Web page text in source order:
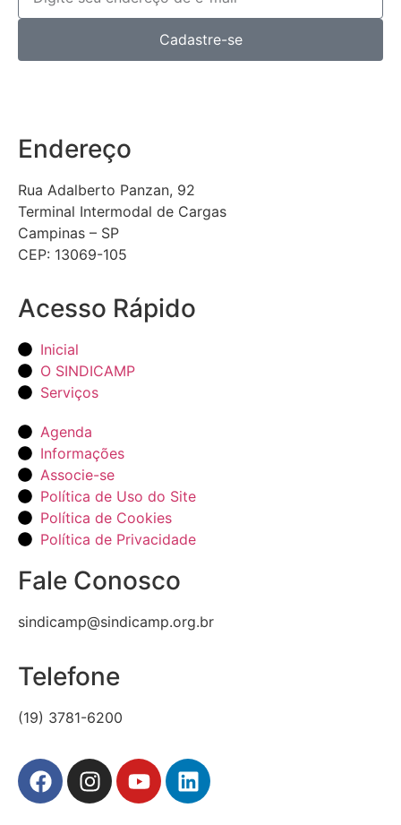
Cadastre-se
Endereço
Rua Adalberto Panzan, 92
Terminal Intermodal de Cargas
Campinas – SP
CEP: 13069-105
Acesso Rápido
Inicial
O SINDICAMP
Serviços
Agenda
Informações
Associe-se
Política de Uso do Site
Política de Cookies
Política de Privacidade
Fale Conosco
sindicamp@sindicamp.org.br
Telefone
(19) 3781-6200